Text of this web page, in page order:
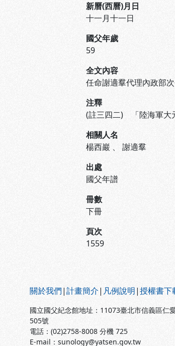
新曆(西曆)月日
十一月十一日
國父年歲
59
全文內容
任命謝適羣代理內政部
注釋
(註三四二) 「陸海軍大
相關人名
楊西巖 、 謝適羣
出處
國父年譜
冊數
下冊
頁次
1559
關於我們|計畫簡介| 凡例說明|授權書下
國立國父紀念館地址：11073臺北市信義區仁
505號
電話：(02)2758-8008 分機 725
E-mail：sunology@yatsen.gov.tw